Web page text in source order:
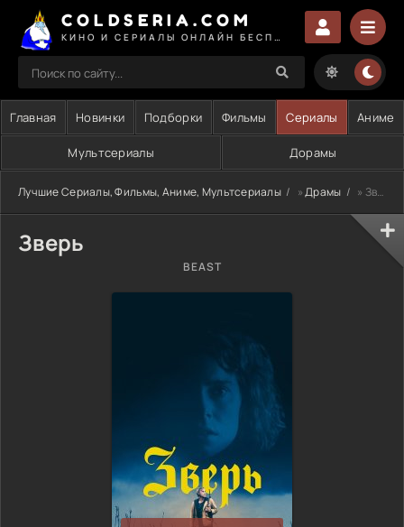
COLDSERIA.COM
Главная Новинки Подборки Фильмы Сериалы Аниме
Мультсериалы Дорамы
Лучшие Сериалы, Фильмы, Аниме, Мультсериалы »Драмы » Зверь
Зверь
BEAST